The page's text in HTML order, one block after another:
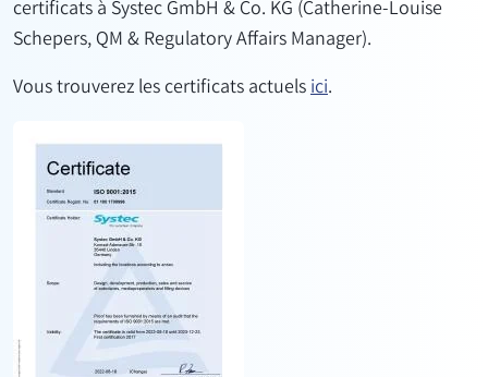
certificats à Systec GmbH & Co. KG (Catherine-Louise
Schepers, QM & Regulatory Affairs Manager).
Vous trouverez les certificats actuelsici.